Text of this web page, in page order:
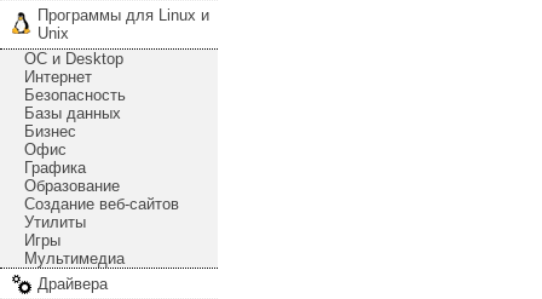
Программы для Linux и
Unix
ОС и Desktop
Интернет
Безопасность
Базы данных
Бизнес
Офис
Графика
Образование
Создание веб-сайтов
Утилиты
Игры
Мультимедиа
Драйвера